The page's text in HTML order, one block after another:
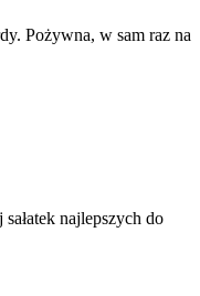
Pożywna, w sam raz na
najlepszych do